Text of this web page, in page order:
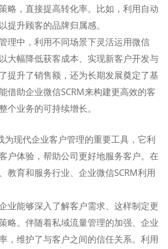
略，直接提高转化率。比如，利用自动
提升顾客的品牌归属感。
理中，利用不同场景下灵活运用微信
大幅降低获客成本、实现新客户开发与
提升了销售额，还为长期发展奠定了基
借助企业微信SCRM来构建更高效的客
个业务的可持续增长。
为现代企业客户管理的重要工具，它利
户体验，帮助公司更好地服务客户。在
教育和服务行业、企业微信SCRM利用
业能够深入了解客户需求、这样制定更
略。伴随着私域流量管理的加强、企业
，维护了与客户之间的信任关系。利用